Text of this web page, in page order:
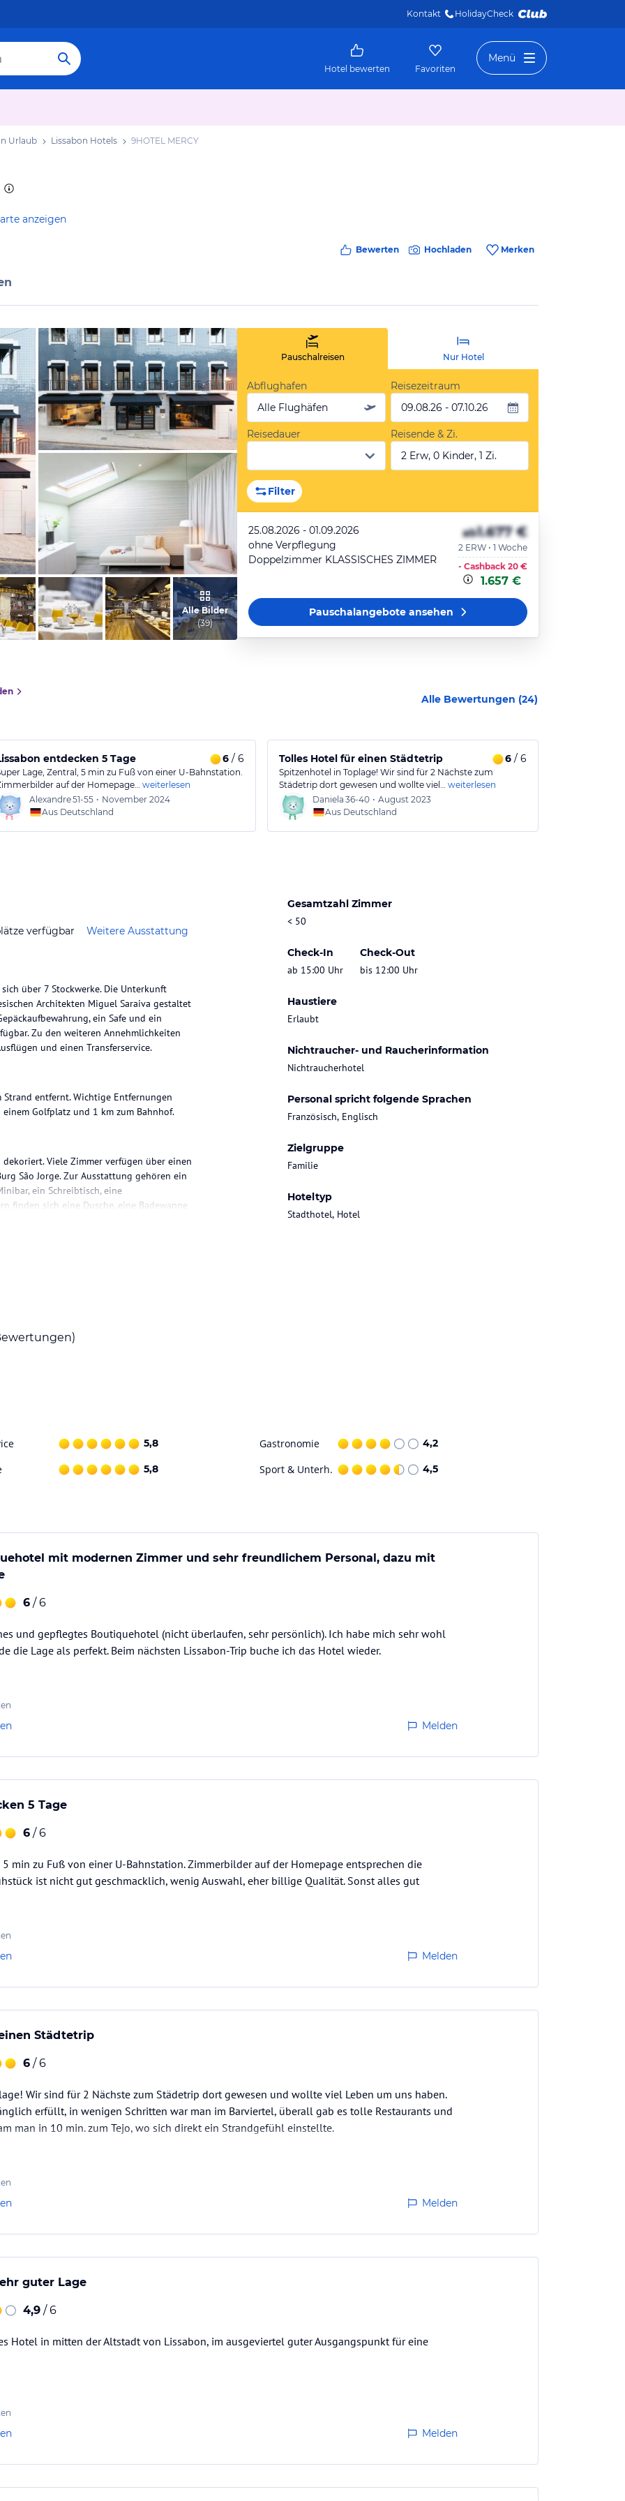
Kontakt HolidayCheck
Hotel bewerten Favoriten
Menü
Urlaub Lissabon Hotels 9HOTEL MERCY
anzeigen
Bewerten Hochladen Merken
vom Hotelier, August 2015
vom Hotelier, August 2015
Alle Bilder
(39)
Pauschalreisen Nur Hotel
Abflughafen
Alle Flughäfen
Reisezeitraum
09.08.26 - 07.10.26
Reisedauer
Reisende & Zi.
2 Erw, 0 Kinder, 1 Zi.
Filter
25.08.2026 - 01.09.2026
ohne Verpflegung
Doppelzimmer KLASSISCHES ZIMMER
ab1.677 €
2 ERW • 1 Woche
- Cashback 20 €
1.657 €
Pauschalangeboteansehen
Alle Bewertungen (24)
Personal, dazu mit Rooftop-Terrasse
entdecken 5 Tage 6/ 6
Lage, Zentral, 5 min zu Fuß von einer U-Bahnstation.
auf der Homepage… weiterlesen
Alexandre51-55 • November 2024
Aus Deutschland
Tolles Hotel für einen Städtetrip 6/ 6
Spitzenhotel in Toplage! Wir sind für 2 Nächste zum
Städetrip dort gewesen und wollte viel… weiterlesen
Daniela 36-40 • August 2023
Aus Deutschland
verfügbar Weitere Ausstattung
Gesamtzahl Zimmer
< 50
Check-In
ab 15:00 Uhr
Check-Out
bis 12:00 Uhr
Haustiere
Erlaubt
Nichtraucher- und Raucherinformation
Nichtraucherhotel
Personal spricht folgende Sprachen
Französisch, Englisch
Zielgruppe
Familie
Hoteltyp
Stadthotel, Hotel
über 7 Stockwerke. Die Unterkunft
Architekten Miguel Saraiva gestaltet
ein Safe und ein
Zu den weiteren Annehmlichkeiten
und einen Transferservice.
entfernt. Wichtige Entfernungen
einem Golfplatz und 1 km zum Bahnhof.
Viele Zimmer verfügen über einen
São Jorge. Zur Ausstattung gehören ein
ein Schreibtisch, eine
finden sich eine Dusche, eine Badewanne
Zimmer mit barrierefreiem Badezimmer zur
sowie ein
Gewähr. Bitte lies vor der Buchung die
5,8 Gastronomie 4,2
5,8 Sport & Unterh. 4,5
mit modernen Zimmer und sehr freundlichem Personal, dazu mit
6 / 6
und gepflegtes Boutiquehotel (nicht überlaufen, sehr persönlich). Ich habe mich sehr wohl
die Lage als perfekt. Beim nächsten Lissabon-Trip buche ich das Hotel wieder.
Melden
5 Tage
6 / 6
5 min zu Fuß von einer U-Bahnstation. Zimmerbilder auf der Homepage entsprechen die
ist nicht gut geschmacklich, wenig Auswahl, eher billige Qualität. Sonst alles gut
Melden
Städtetrip
6 / 6
Wir sind für 2 Nächste zum Städetrip dort gewesen und wollte viel Leben um uns haben.
erfüllt, in wenigen Schritten war man im Barviertel, überall gab es tolle Restaurants und
man in 10 min. zum Tejo, wo sich direkt ein Strandgefühl einstellte.
Melden
guter Lage
4,9 / 6
Hotel in mitten der Altstadt von Lissabon, im ausgeviertel guter Ausgangspunkt für eine
Melden